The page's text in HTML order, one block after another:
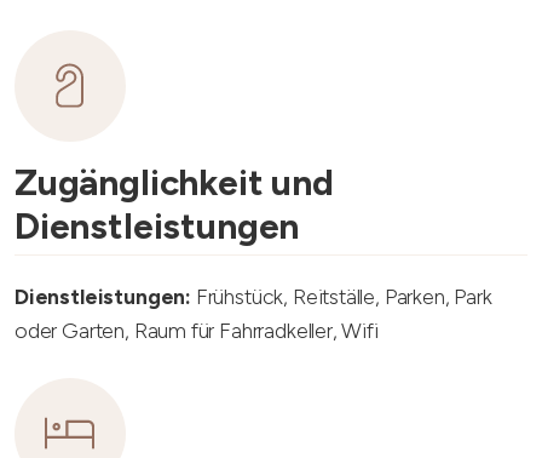
Zugänglichkeit und
Dienstleistungen
Dienstleistungen: Frühstück, Reitställe, Parken, Park
oder Garten, Raum für Fahrradkeller, Wifi